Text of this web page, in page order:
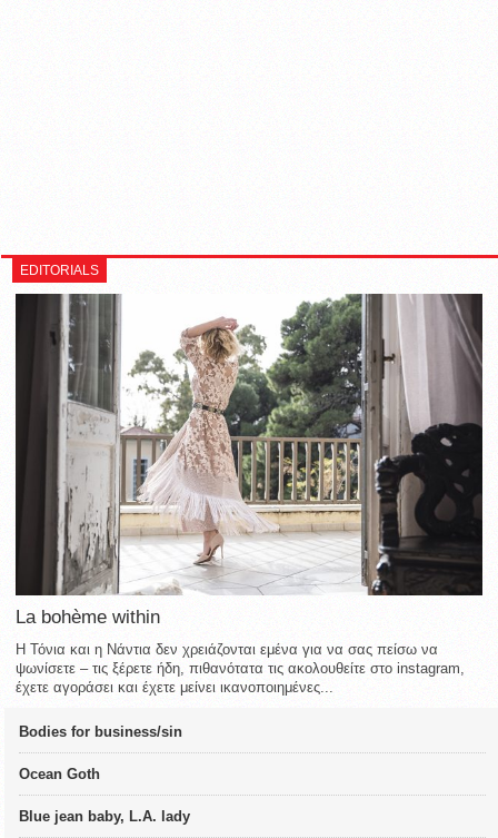
EDITORIALS
La bohème within
Η Τόνια και η Νάντια δεν χρειάζονται εμένα για να σας πείσω να
ψωνίσετε – τις ξέρετε ήδη, πιθανότατα τις ακολουθείτε στο instagram,
έχετε αγοράσει και έχετε μείνει ικανοποιημένες...
Bodies for business/sin
Ocean Goth
Blue jean baby, L.A. lady